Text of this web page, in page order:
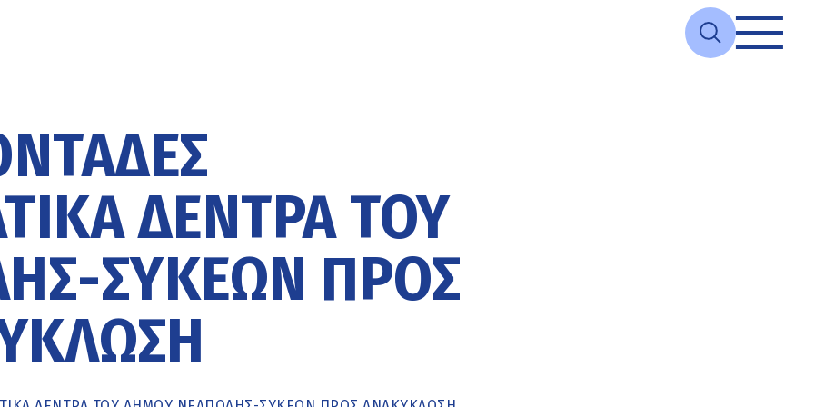
ΔΈΝΤΡΑ ΤΟΥ
ΣΥΚΕΏΝ ΠΡΟΣ